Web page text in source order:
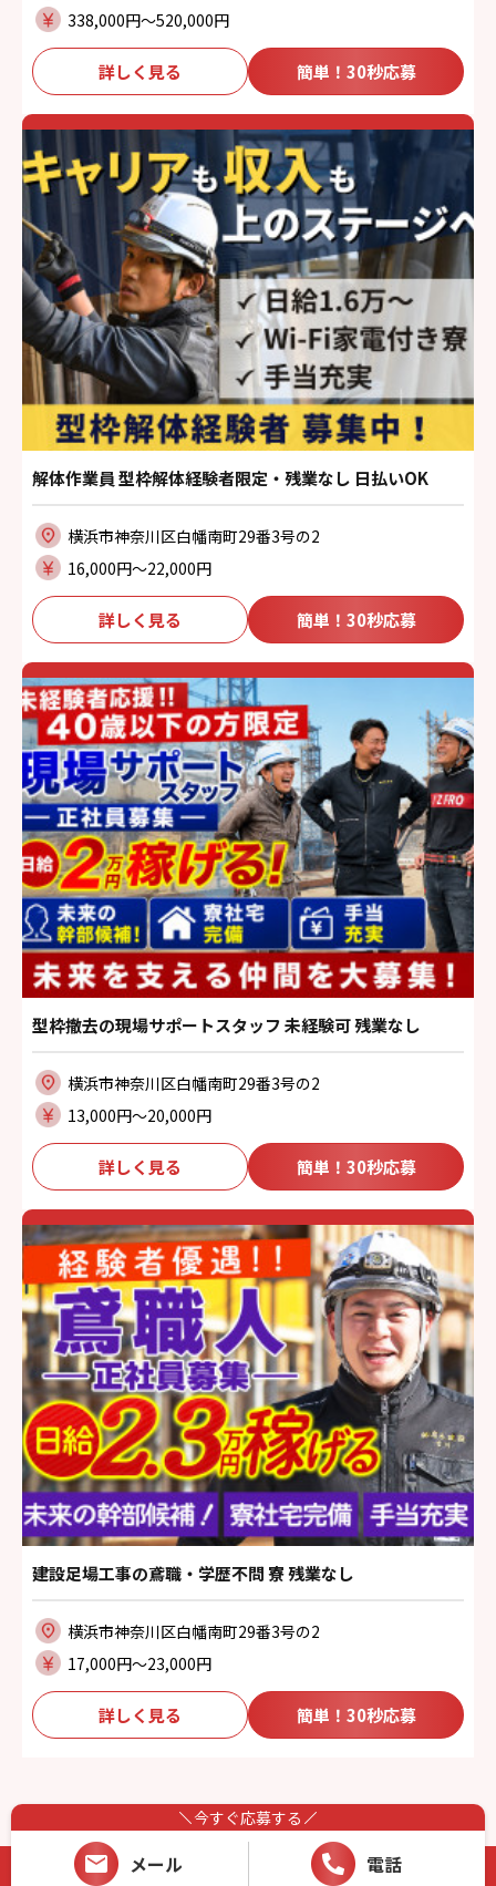
今すぐ応募する
メール 電話
338,000円〜520,000円
詳しく見る 簡単！30秒応募
解体作業員 型枠解体経験者限定・残業なし 日払いOK
横浜市神奈川区白幡南町29番3号の2
16,000円〜22,000円
詳しく見る 簡単！30秒応募
型枠撤去の現場サポートスタッフ 未経験可 残業なし
横浜市神奈川区白幡南町29番3号の2
13,000円〜20,000円
詳しく見る 簡単！30秒応募
建設足場工事の鳶職・学歴不問 寮 残業なし
横浜市神奈川区白幡南町29番3号の2
17,000円〜23,000円
詳しく見る 簡単！30秒応募
Copyright (C) 株式会社岩永建設recruit. All Rights Reserved.